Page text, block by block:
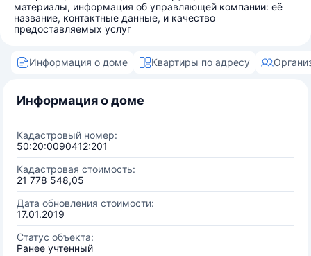
материалы, информация об управляющей компании: её
название, контактные данные, и качество
предоставляемых услуг
Информация о доме Квартиры по адресу
Информация о доме
Кадастровый номер:
50:20:0090412:201
Кадастровая стоимость:
21 778 548,05
Дата обновления стоимости:
17.01.2019
Статус объекта:
Ранее учтенный